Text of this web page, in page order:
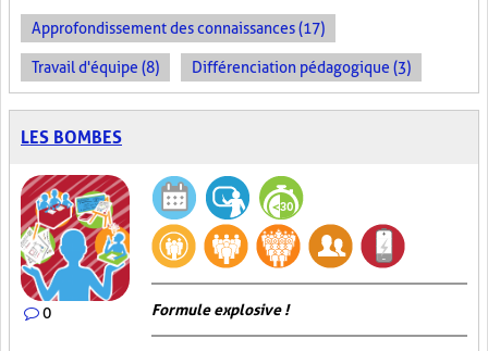
Approfondissement des connaissances (17)
Travail d'équipe (8) Différenciation pédagogique (3)
LES BOMBES
0 Formule explosive !